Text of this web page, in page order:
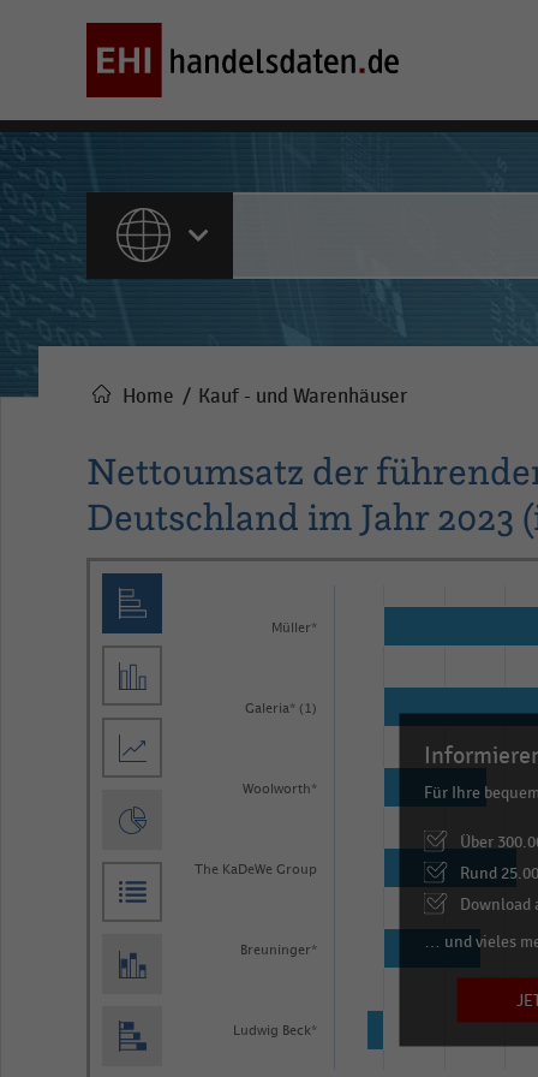
ALLE INHALTE
Pfadnavigation
Home Kauf - und Warenhäuser
Nettoumsatz der
Deutschland im Jahr
X
Müller*
Galeria* (1)
Woolworth*
The KaDeWe Group
Breuninger*
Ludwig Beck*
Für Ihre
Über
Rund
Download
… und vieles